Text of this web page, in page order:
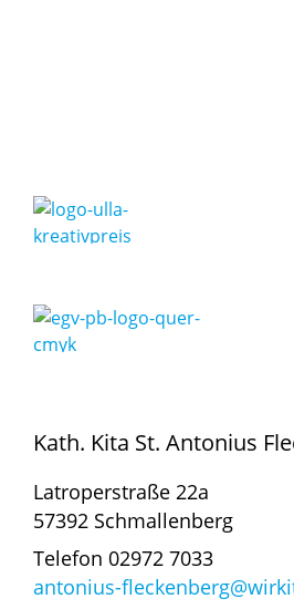
Kath. Kita St. Antonius
Latroperstraße 22a
57392 Schmallenberg
Telefon 02972 7033
antonius-